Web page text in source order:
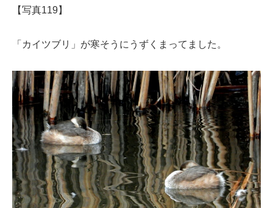
【写真119】
「カイツブリ」が寒そうにうずくまってました。